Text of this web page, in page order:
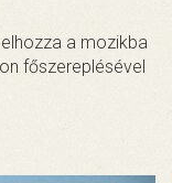
a mozikba
főszereplésével